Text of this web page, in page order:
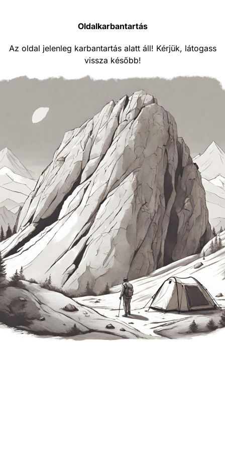
Oldalkarbantartás
Az oldal jelenleg karbantartás alatt áll! Kérjük, látogass
vissza később!